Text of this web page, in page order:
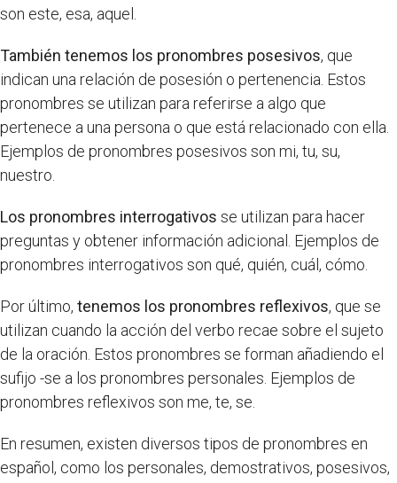
son este, esa, aquel.
También tenemos los pronombres posesivos, que
indican una relación de posesión o pertenencia. Estos
pronombres se utilizan para referirse a algo que
pertenece a una persona o que está relacionado con ella.
Ejemplos de pronombres posesivos son mi, tu, su,
nuestro.
Los pronombres interrogativos se utilizan para hacer
preguntas y obtener información adicional. Ejemplos de
pronombres interrogativos son qué, quién, cuál, cómo.
Por último, tenemos los pronombres reflexivos, que se
utilizan cuando la acción del verbo recae sobre el sujeto
de la oración. Estos pronombres se forman añadiendo el
sufijo -se a los pronombres personales. Ejemplos de
pronombres reflexivos son me, te, se.
En resumen, existen diversos tipos de pronombres en
español, como los personales, demostrativos, posesivos,